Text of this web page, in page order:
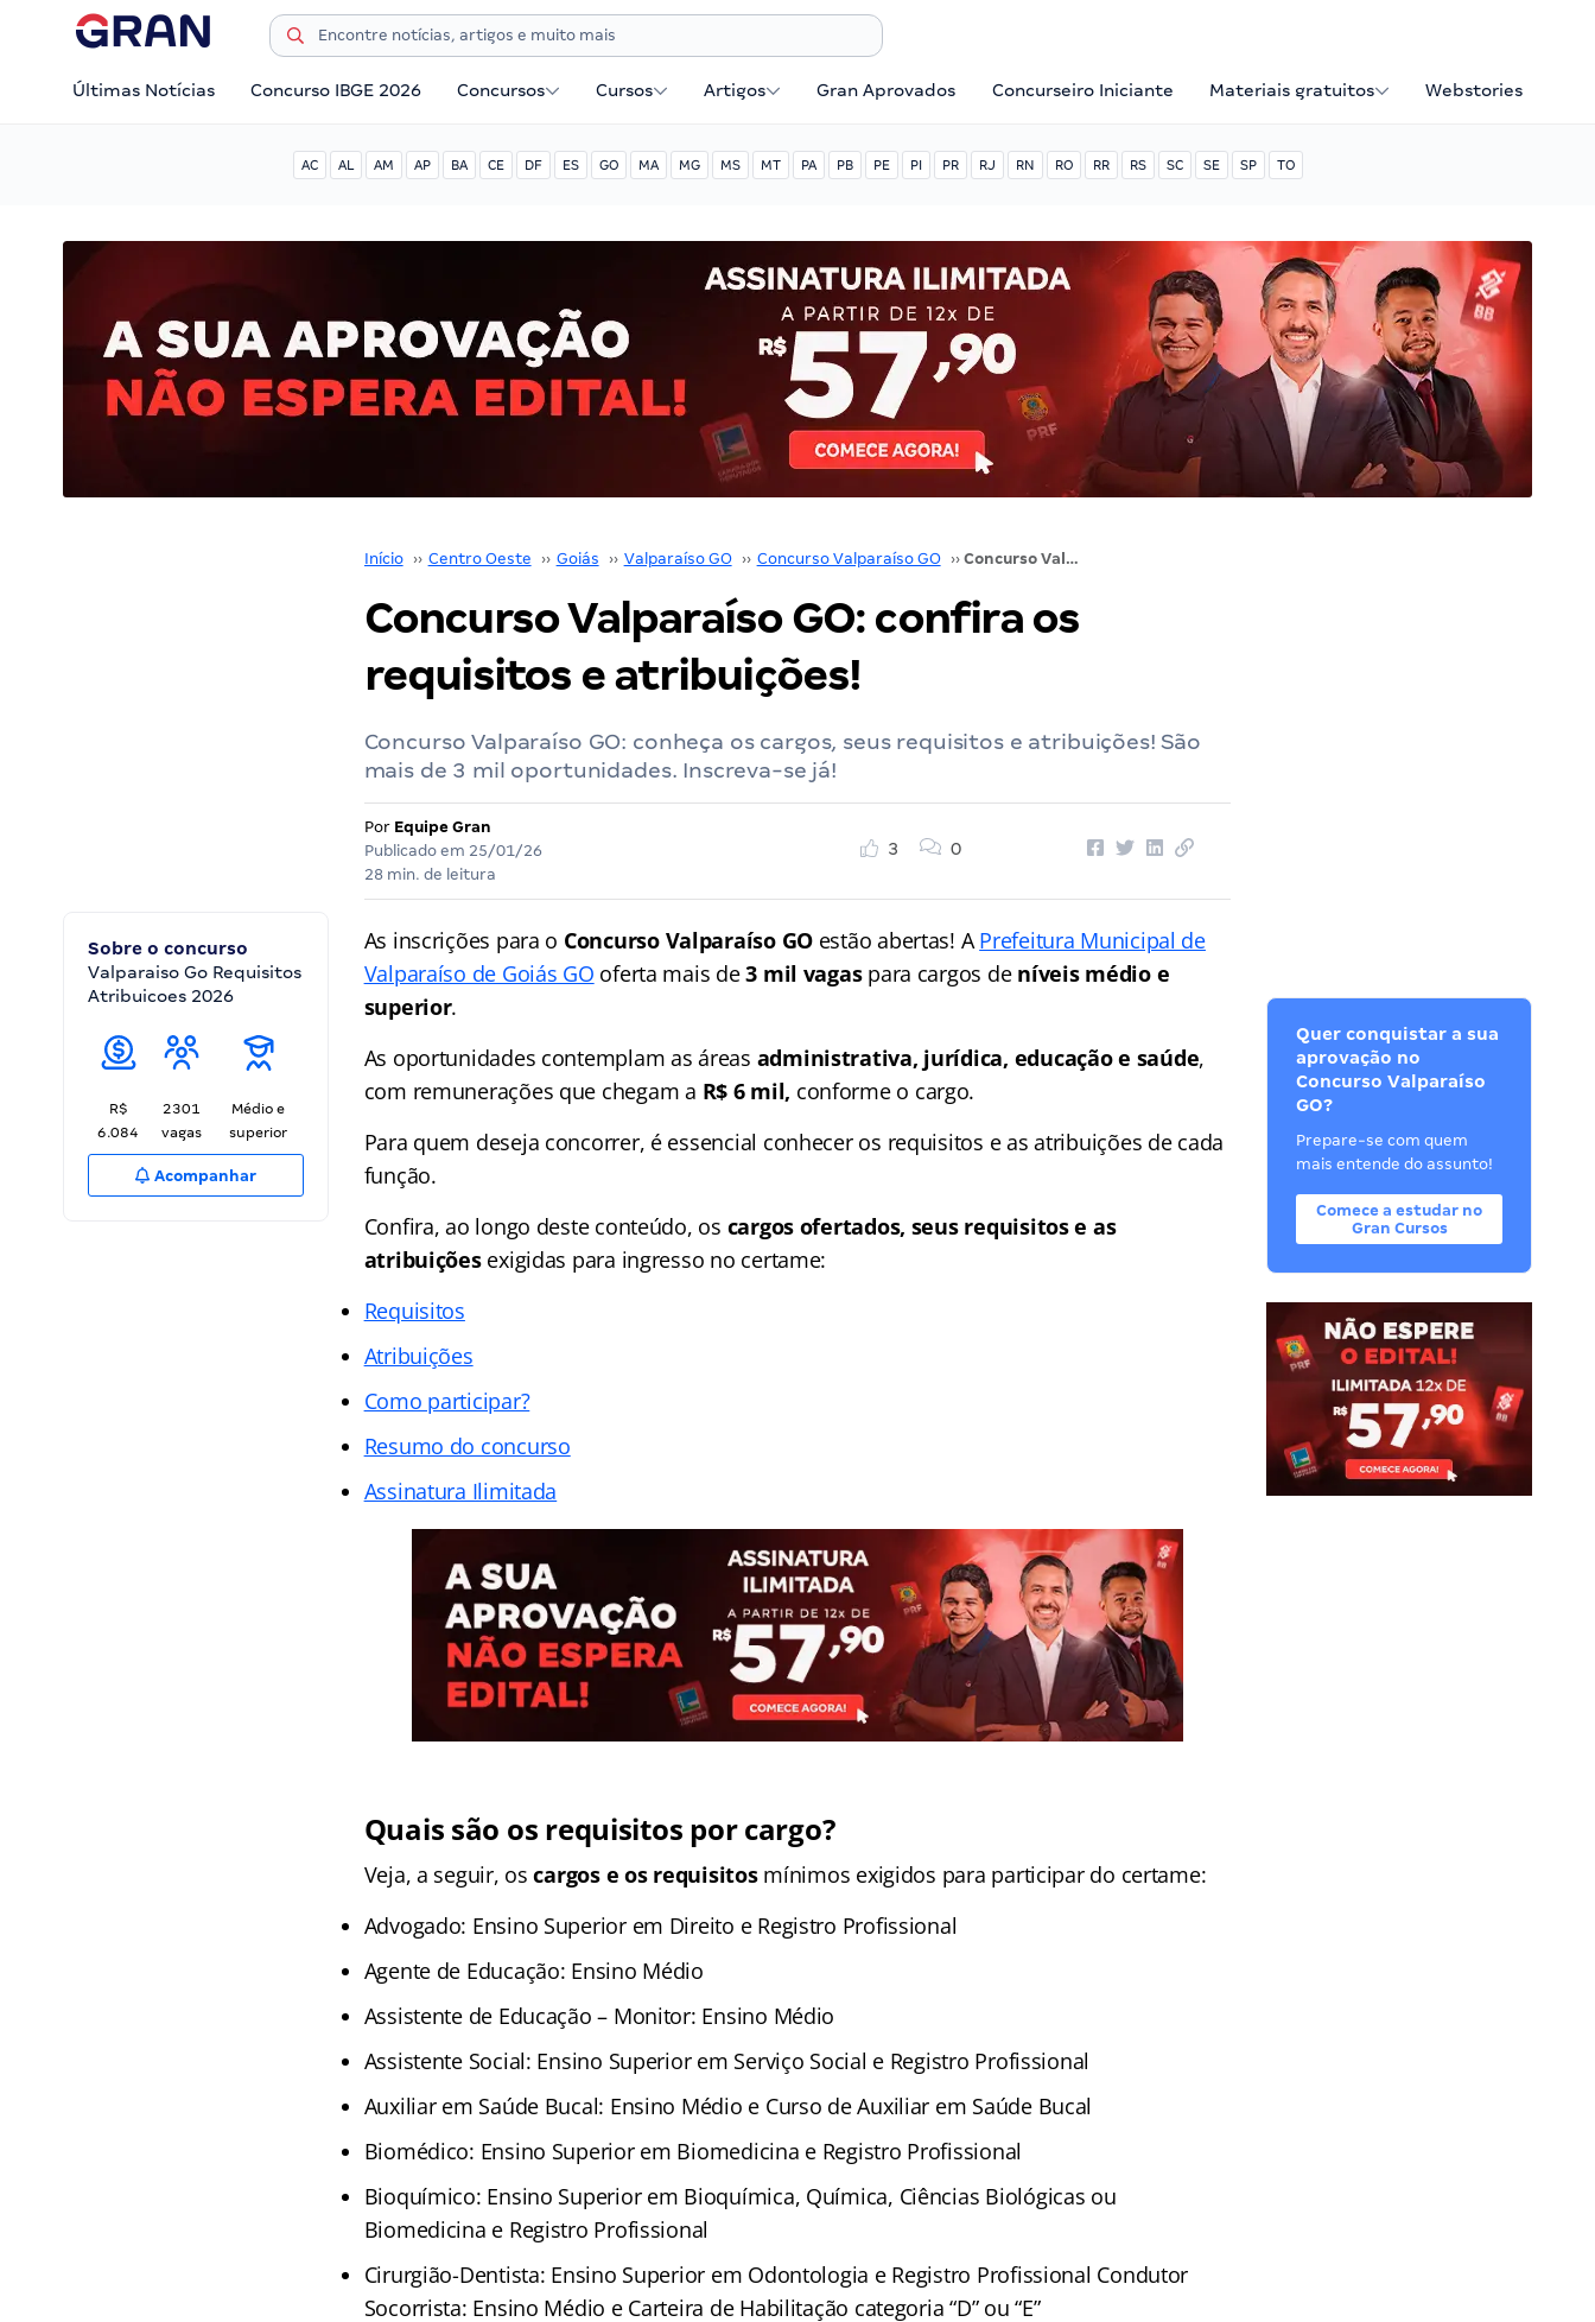
Últimas Notícias Concurso IBGE 2026 Concursos Cursos Artigos Gran Aprovados Concurseiro Iniciante Materiais gratuitos Webstories
AC AL AM AP BA CE DF ES GO MA MG MS MT PA PB PE PI PR RJ RN RO RR RS SC SE SP TO
Início ›› Centro Oeste ›› Goiás ›› Valparaíso GO ›› Concurso Valparaíso GO ›› Concurso Valparaíso GO: confira os requisitos e atribuições!
Concurso Valparaíso GO: confira os
requisitos e atribuições!
Concurso Valparaíso GO: conheça os cargos, seus requisitos e atribuições! São
mais de 3 mil oportunidades. Inscreva-se já!
Por Equipe Gran
Publicado em 25/01/26
28 min. de leitura
3 0
Sobre o concurso
Valparaiso Go Requisitos
Atribuicoes 2026
R$
6.084
2301
vagas
Médio e
superior
Acompanhar
As inscrições para o Concurso Valparaíso GO estão abertas! APrefeitura Municipal de
Valparaíso de Goiás GO oferta mais de3 mil vagaspara cargos de níveis médio e
superior.
As oportunidades contemplam as áreas administrativa, jurídica, educação e saúde,
com remunerações que chegam a R$ 6 mil, conforme o cargo.
Para quem deseja concorrer, é essencial conhecer os requisitos e as atribuições de cada
função.
Confira, ao longo deste conteúdo, os cargos ofertados, seus requisitos e as
atribuiçõesexigidas para ingresso no certame:
Requisitos
Atribuições
Como participar?
Resumo do concurso
Assinatura Ilimitada
Quais são os requisitos por cargo?
Veja, a seguir, oscargos e os requisitosmínimos exigidos para participar do certame:
Advogado: Ensino Superior em Direito e Registro Profissional
Agente de Educação: Ensino Médio
Assistente de Educação – Monitor: Ensino Médio
Assistente Social: Ensino Superior em Serviço Social e Registro Profissional
Auxiliar em Saúde Bucal: Ensino Médio e Curso de Auxiliar em Saúde Bucal
Biomédico: Ensino Superior em Biomedicina e Registro Profissional
Bioquímico: Ensino Superior em Bioquímica, Química, Ciências Biológicas ou
Biomedicina e Registro Profissional
Cirurgião-Dentista: Ensino Superior em Odontologia e Registro Profissional Condutor
Socorrista: Ensino Médio e Carteira de Habilitação categoria “D” ou “E”
Quer conquistar a sua
aprovação no
Concurso Valparaíso
GO?
Prepare-se com quem
mais entende do assunto!
Comece a estudar no
Gran Cursos